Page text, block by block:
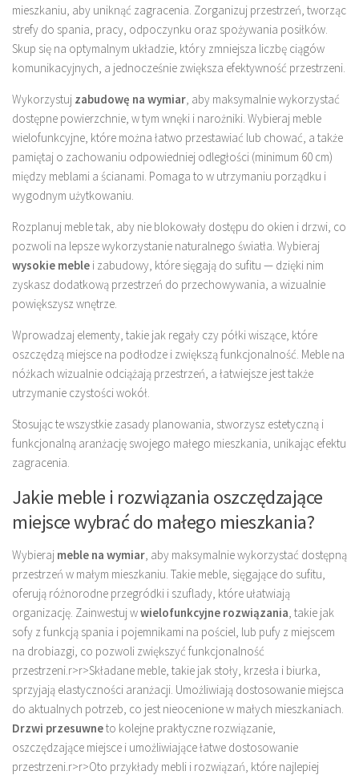
mieszkaniu, aby uniknąć zagracenia. Zorganizuj przestrzeń, tworząc
strefy do spania, pracy, odpoczynku oraz spożywania posiłków.
Skup się na optymalnym układzie, który zmniejsza liczbę ciągów
komunikacyjnych, a jednocześnie zwiększa efektywność przestrzeni.
Wykorzystuj zabudowę na wymiar , aby maksymalnie wykorzystać
dostępne powierzchnie, w tym wnęki i narożniki. Wybieraj meble
wielofunkcyjne, które można łatwo przestawiać lub chować, a także
pamiętaj o zachowaniu odpowiedniej odległości (minimum 60 cm)
między meblami a ścianami. Pomaga to w utrzymaniu porządku i
wygodnym użytkowaniu.
Rozplanuj meble tak, aby nie blokowały dostępu do okien i drzwi, co
pozwoli na lepsze wykorzystanie naturalnego światła. Wybieraj
wysokie meble i zabudowy, które sięgają do sufitu — dzięki nim
zyskasz dodatkową przestrzeń do przechowywania, a wizualnie
powiększysz wnętrze.
Wprowadzaj elementy, takie jak regały czy półki wiszące, które
oszczędzą miejsce na podłodze i zwiększą funkcjonalność. Meble na
nóżkach wizualnie odciążają przestrzeń, a łatwiejsze jest także
utrzymanie czystości wokół.
Stosując te wszystkie zasady planowania, stworzysz estetyczną i
funkcjonalną aranżację swojego małego mieszkania, unikając efektu
zagracenia.
Jakie meble i rozwiązania oszczędzające
miejsce wybrać do małego mieszkania?
Wybieraj meble na wymiar , aby maksymalnie wykorzystać dostępną
przestrzeń w małym mieszkaniu. Takie meble, sięgające do sufitu,
oferują różnorodne przegródki i szuflady, które ułatwiają
organizację. Zainwestuj wwielofunkcyjne rozwiązania , takie jak
sofy z funkcją spania i pojemnikami na pościel, lub pufy z miejscem
na drobiazgi, co pozwoli zwiększyć funkcjonalność
przestrzeni. r>r>Składane meble, takie jak stoły, krzesła i biurka,
sprzyjają elastyczności aranżacji. Umożliwiają dostosowanie miejsca
do aktualnych potrzeb, co jest nieocenione w małych mieszkaniach.
Drzwi przesuwneto kolejne praktyczne rozwiązanie,
oszczędzające miejsce i umożliwiające łatwe dostosowanie
przestrzeni. r>r>Oto przykłady mebli i rozwiązań, które najlepiej